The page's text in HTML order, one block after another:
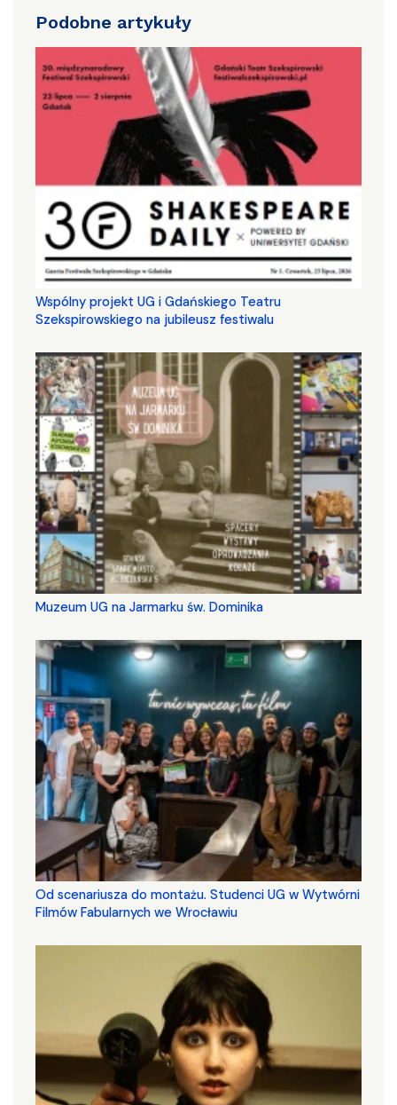
Podobne artykuły
Wspólny projekt UG i Gdańskiego Teatru
Szekspirowskiego na jubileusz festiwalu
Muzeum UG na Jarmarku św. Dominika
Od scenariusza do montażu. Studenci UG w Wytwórni
Filmów Fabularnych we Wrocławiu